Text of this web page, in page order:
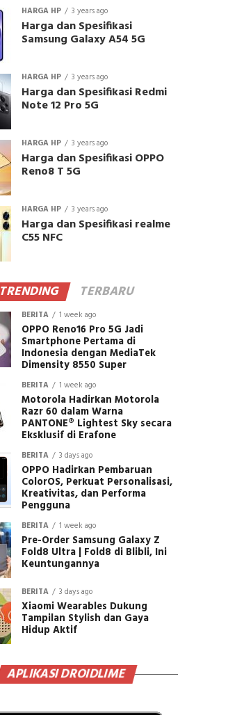
HARGA HP 3 years ago
Harga dan Spesifikasi
Samsung Galaxy A54 5G
HARGA HP 3 years ago
Harga dan Spesifikasi Redmi
Note 12 Pro 5G
HARGA HP 3 years ago
Harga dan Spesifikasi OPPO
Reno8 T 5G
HARGA HP 3 years ago
Harga dan Spesifikasi realme
C55 NFC
TRENDING TERBARU
BERITA 1 week ago
OPPO Reno16 Pro 5G Jadi
Smartphone Pertama di
Indonesia dengan MediaTek
Dimensity 8550 Super
BERITA 1 week ago
Motorola Hadirkan Motorola
Razr 60 dalam Warna
PANTONE® Lightest Sky secara
Eksklusif di Erafone
BERITA 3 days ago
OPPO Hadirkan Pembaruan
ColorOS, Perkuat Personalisasi,
Kreativitas, dan Performa
Pengguna
BERITA 1 week ago
Pre-Order Samsung Galaxy Z
Fold8 Ultra | Fold8 di Blibli, Ini
Keuntungannya
BERITA 3 days ago
Xiaomi Wearables Dukung
Tampilan Stylish dan Gaya
Hidup Aktif
APLIKASI DROIDLIME